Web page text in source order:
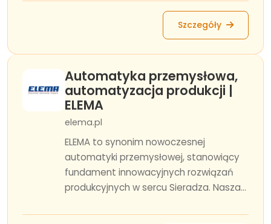
Szczegóły
Automatyka przemysłowa,
automatyzacja produkcji |
ELEMA
elema.pl
ELEMA to synonim nowoczesnej
automatyki przemysłowej, stanowiący
fundament innowacyjnych rozwiązań
produkcyjnych w sercu Sieradza. Nasza...